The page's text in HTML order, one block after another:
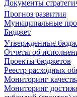
Документы
Прогноз развития
Муниципальные
Бюджет
Утвержденные
Отчеты об
Проекты бюджетов
Реестр расходных
Мониторинг
Мониторинг